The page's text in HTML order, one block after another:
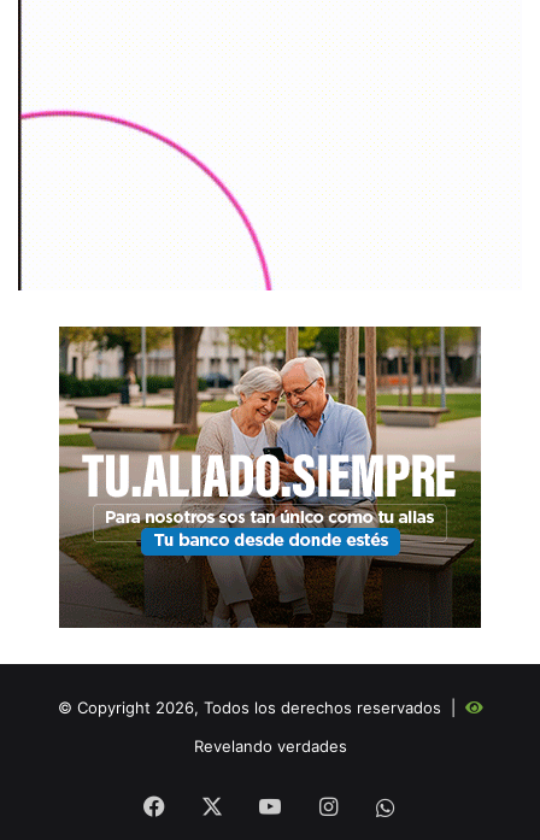
© Copyright 2026, Todos los derechos reservados |
Revelando verdades
Facebook YouTubeInstagram